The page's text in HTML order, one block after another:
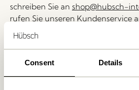
Consent Details
schreiben Sie an shop@hubsch-
rufen Sie unseren Kundenservice
Lieferung 1-4 Werktage
30 Tage Rückgaberecht